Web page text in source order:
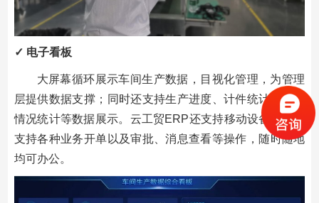
✓ 电子看板
大屏幕循环展示车间生产数据，目视化管理，为管理
层提供数据支撑；同时还支持生产进度、计件统计、质量
情况统计等数据展示。云工贸ERP还支持移动设备管理，
支持各种业务开单以及审批、消息查看等操作，随时随地
均可办公。